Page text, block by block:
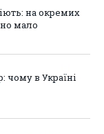
на окремих
мало
чому в Україні